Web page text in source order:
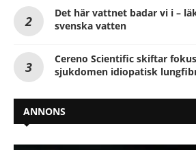
Det här vattnet badar vi i –
svenska vatten
Cereno Scientific skiftar
sjukdomen idiopatisk
ANNONS